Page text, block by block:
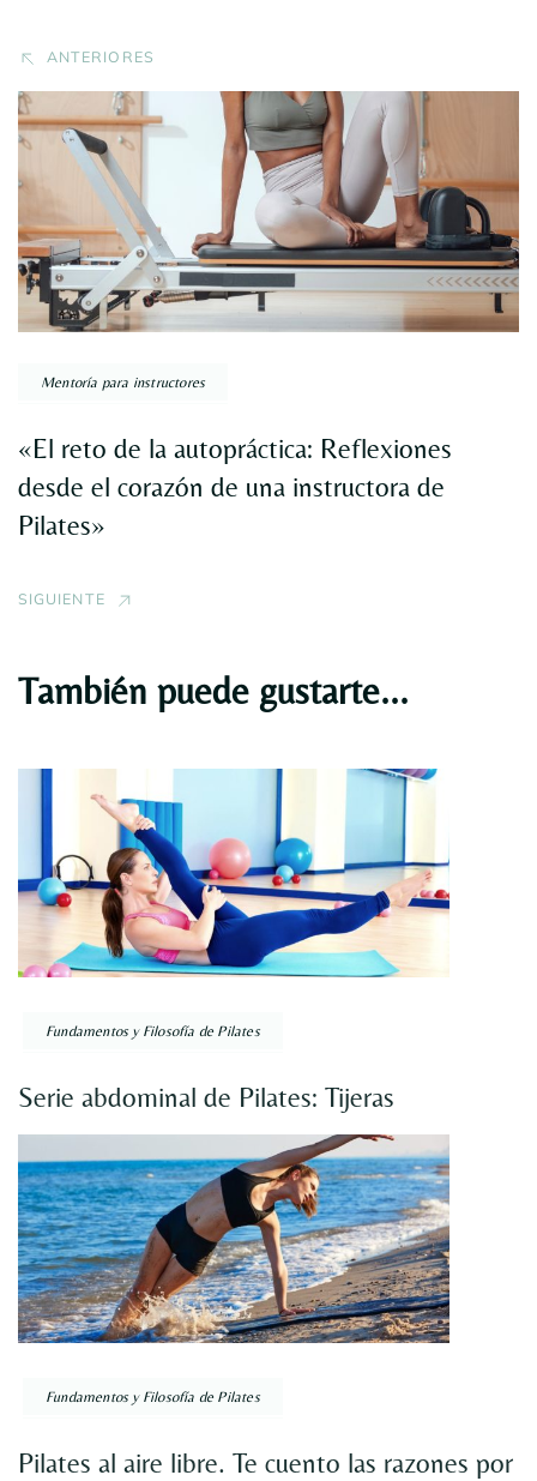
ANTERIORES
Mentoría para instructores
«El reto de la autopráctica: Reflexiones
desde el corazón de una instructora de
Pilates»
SIGUIENTE
También puede gustarte...
Fundamentos y Filosofía de Pilates
Serie abdominal de Pilates: Tijeras
Fundamentos y Filosofía de Pilates
Pilates al aire libre. Te cuento las razones por